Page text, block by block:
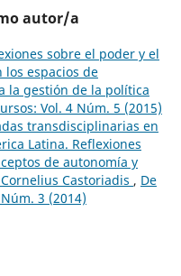
autor/a
sobre el poder y el
espacios de
la gestión de la política
Vol. 4 Núm. 5 (2015)
transdisciplinarias en
Latina. Reflexiones
de autonomía y
Castoriadis , De
3 (2014)